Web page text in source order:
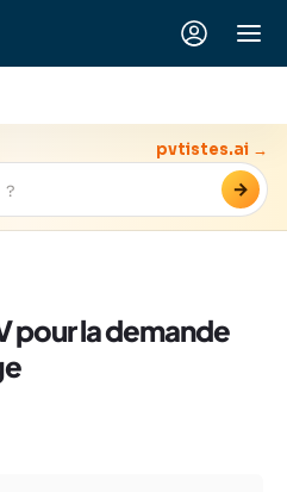
→
pvtistes.ai →
pour la demande